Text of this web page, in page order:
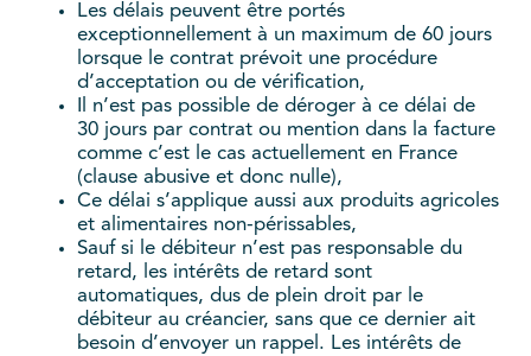
Les délais peuvent être portés
exceptionnellement à un maximum de 60 jours
lorsque le contrat prévoit une procédure
d’acceptation ou de vérification,
Il n’est pas possible de déroger à ce délai de
30 jours par contrat ou mention dans la facture
comme c’est le cas actuellement en France
(clause abusive et donc nulle),
Ce délai s’applique aussi aux produits agricoles
et alimentaires non-périssables,
Sauf si le débiteur n’est pas responsable du
retard, les intérêts de retard sont
automatiques, dus de plein droit par le
débiteur au créancier, sans que ce dernier ait
besoin d’envoyer un rappel. Les intérêts de